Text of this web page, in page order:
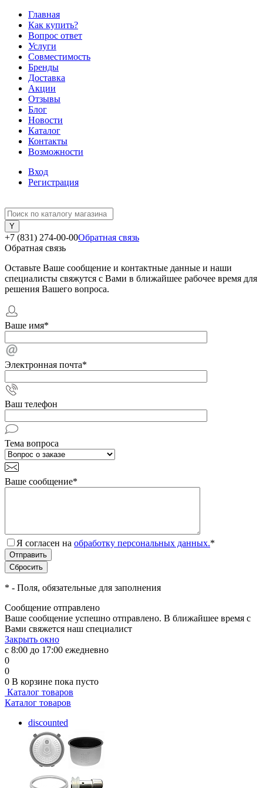
Главная
Как купить?
Вопрос ответ
Услуги
Совместимость
Бренды
Доставка
Акции
Отзывы
Блог
Новости
Каталог
Контакты
Возможности
Вход
Регистрация
+7 (831) 274-00-00Обратная связь
Обратная связь
Оставьте Ваше сообщение и контактные данные и наши
специалисты свяжутся с Вами в ближайшее рабочее время для
решения Вашего вопроса.
Ваше имя*
Электронная почта*
Ваш телефон
Тема вопроса
Ваше сообщение*
Я согласен на обработку персональных данных.*
* - Поля, обязательные для заполнения
Сообщение отправлено
Ваше сообщение успешно отправлено. В ближайшее время с
Вами свяжется наш специалист
Закрыть окно
с 8:00 до 17:00 ежедневно
0
0
0 В корзине пока пусто
Каталог товаров
Каталог товаров
discounted